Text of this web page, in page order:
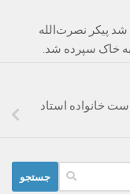
پیکر نصرت‌الله
خاک سپرده شد.
خانواده استاد